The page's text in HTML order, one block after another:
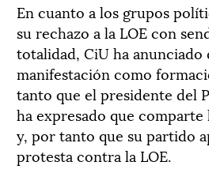
En cuanto a los grupos
su rechazo a la LOE con
totalidad, CiU ha anunciado
manifestación como
tanto que el presidente del
ha expresado que
y, por tanto que su partido
protesta contra la LOE.